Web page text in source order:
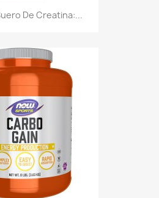
De Creatina:...